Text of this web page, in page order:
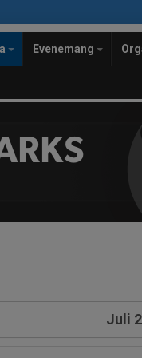
Evenemang
Juli